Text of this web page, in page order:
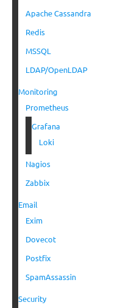
Apache Cassandra
Redis
MSSQL
LDAP/OpenLDAP
Monitoring
Prometheus
Grafana
Loki
Nagios
Zabbix
Email
Exim
Dovecot
Postfix
SpamAssassin
Security